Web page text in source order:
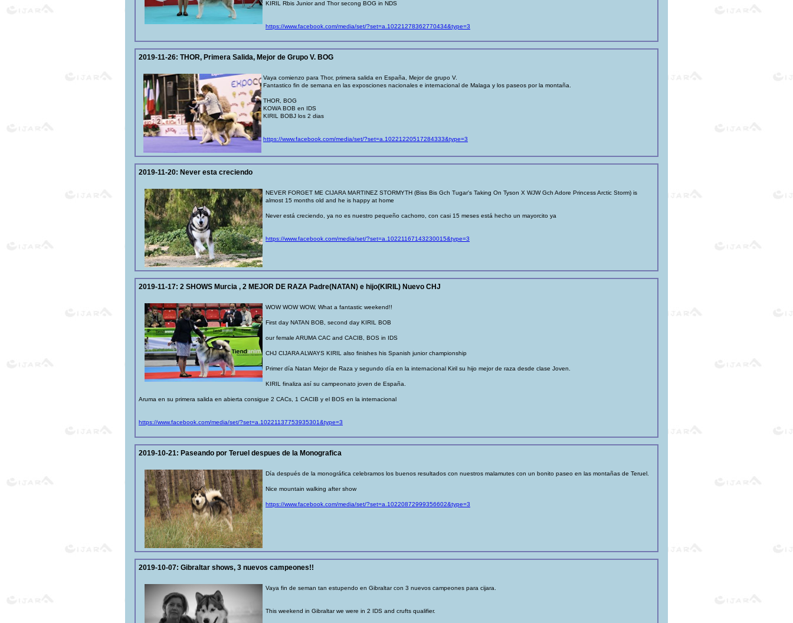
KIRIL Rbis Junior and Thor secong BOG in NDS
https://www.facebook.com/media/set/?set=a.10221278362770434&type=3
2019-11-26: THOR, Primera Salida, Mejor de Grupo V. BOG
Vaya comienzo para Thor, primera salida en España, Mejor de grupo V.
Fantastico fin de semana en las exposciones nacionales e internacional de Malaga y los paseos por la montaña.
THOR, BOG
KOWA BOB en IDS
KIRIL BOBJ los 2 dias
https://www.facebook.com/media/set/?set=a.10221220517284333&type=3
2019-11-20: Never esta creciendo
NEVER FORGET ME CIJARA MARTINEZ STORMYTH (Biss Bis Gch Tugar's Taking On Tyson X WJW Gch Adore Princess Arctic Storm) is
almost 15 months old and he is happy at home
Never está creciendo, ya no es nuestro pequeño cachorro, con casi 15 meses está hecho un mayorcito ya
https://www.facebook.com/media/set/?set=a.10221167143230015&type=3
2019-11-17: 2 SHOWS Murcia , 2 MEJOR DE RAZA Padre(NATAN) e hijo(KIRIL) Nuevo CHJ
WOW WOW WOW, What a fantastic weekend!!
First day NATAN BOB, second day KIRIL BOB
our female ARUMA CAC and CACIB, BOS in IDS
CHJ CIJARA ALWAYS KIRIL also finishes his Spanish junior championship
Primer día Natan Mejor de Raza y segundo día en la internacional Kiril su hijo mejor de raza desde clase Joven.
KIRIL finaliza así su campeonato joven de España.
Aruma en su primera salida en abierta consigue 2 CACs, 1 CACIB y el BOS en la internacional
https://www.facebook.com/media/set/?set=a.10221137753935301&type=3
2019-10-21: Paseando por Teruel despues de la Monografica
Día después de la monográfica celebramos los buenos resultados con nuestros malamutes con un bonito paseo en las montañas de Teruel.
Nice mountain walking after show
https://www.facebook.com/media/set/?set=a.10220872999356602&type=3
2019-10-07: Gibraltar shows, 3 nuevos campeones!!
Vaya fin de seman tan estupendo en Gibraltar con 3 nuevos campeones para cijara.
This weekend in Gibraltar we were in 2 IDS and crufts qualifier.